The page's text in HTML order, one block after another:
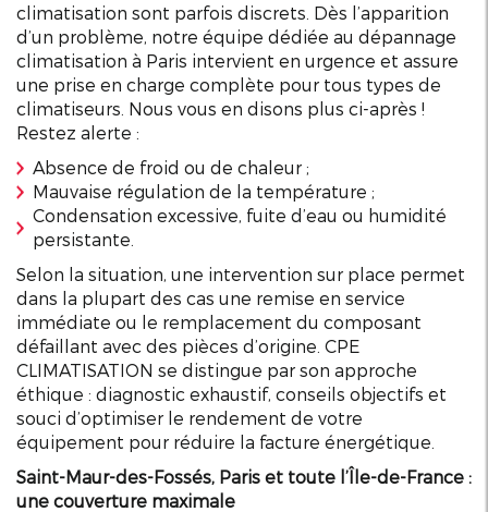
climatisation sont parfois discrets. Dès l’apparition
d’un problème, notre équipe dédiée au dépannage
climatisation à Paris intervient en urgence et assure
une prise en charge complète pour tous types de
climatiseurs. Nous vous en disons plus ci-après !
Restez alerte :
Absence de froid ou de chaleur ;
Mauvaise régulation de la température ;
Condensation excessive, fuite d’eau ou humidité
persistante.
Selon la situation, une intervention sur place permet
dans la plupart des cas une remise en service
immédiate ou le remplacement du composant
défaillant avec des pièces d’origine. CPE
CLIMATISATION se distingue par son approche
éthique : diagnostic exhaustif, conseils objectifs et
souci d’optimiser le rendement de votre
équipement pour réduire la facture énergétique.
Saint-Maur-des-Fossés, Paris et toute l’Île-de-France :
une couverture maximale